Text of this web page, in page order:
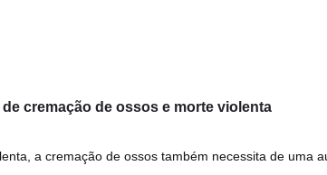
de cremação de ossos e morte violenta
a cremação de ossos também necessita de uma